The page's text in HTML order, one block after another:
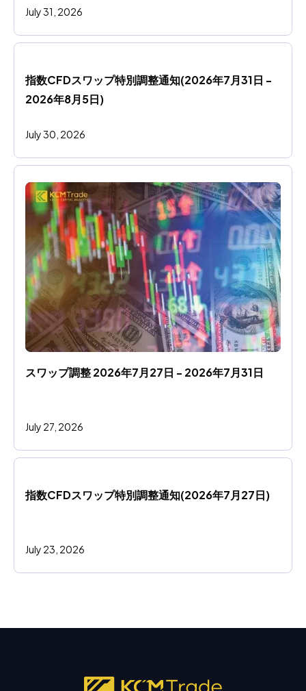
July 31, 2026
指数CFDスワップ特別調整通知(2026年7月31日 -
2026年8月5日)
July 30, 2026
スワップ調整 2026年7月27日 - 2026年7月31日
July 27, 2026
指数CFDスワップ特別調整通知(2026年7月27日)
July 23, 2026